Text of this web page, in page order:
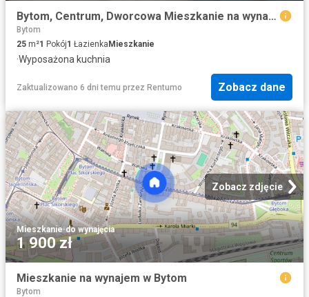
Bytom, Centrum, Dworcowa Mieszkanie na wynajem
Bytom
25 m²1 Pokój1 Łazienka Mieszkanie
·Wyposażona kuchnia
Zaktualizowano 6 dni temu przez Rentumo Zobacz dane
Zobacz zdjęcie
Mieszkanie·do wynajęcia
1 900 zł
Mieszkanie na wynajem w Bytom
Bytom